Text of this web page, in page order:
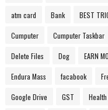
atm card Bank BEST
Cumputer Cumputer Taskbar
Delete Files Dog EARN
Endura Mass facabook
Google Drive GST